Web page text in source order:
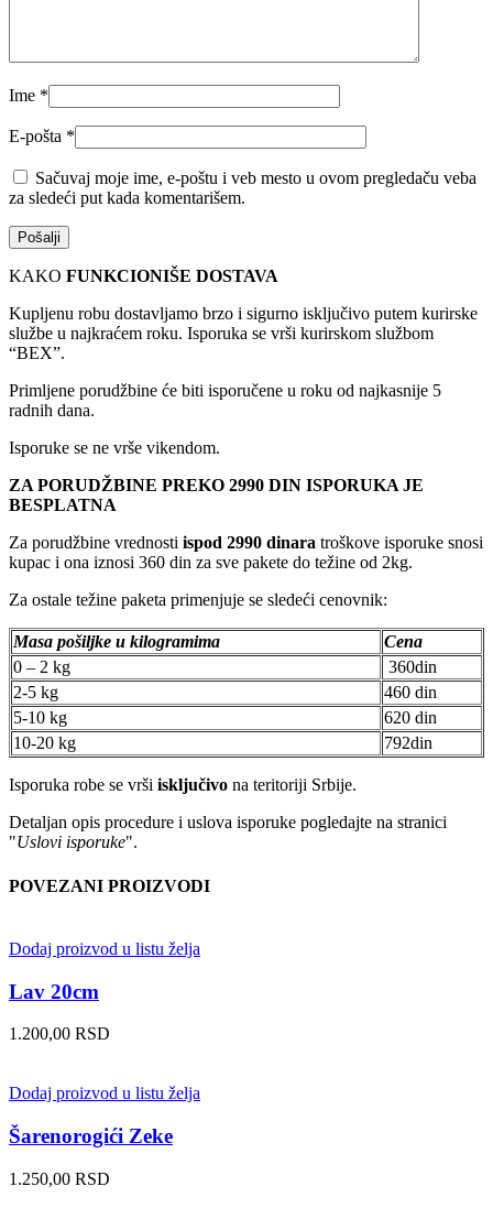
Ime *
E-pošta *
Sačuvaj moje ime, e-poštu i veb mesto u ovom pregledaču veba
za sledeći put kada komentarišem.
KAKO FUNKCIONIŠE DOSTAVA
Kupljenu robu dostavljamo brzo i sigurno isključivo putem kurirske
službe u najkraćem roku. Isporuka se vrši kurirskom službom
“BEX”.
Primljene porudžbine će biti isporučene u roku od najkasnije 5
radnih dana.
Isporuke se ne vrše vikendom.
ZA PORUDŽBINE PREKO 2990 DIN ISPORUKA JE
BESPLATNA
Za porudžbine vrednosti ispod 2990 dinara troškove isporuke snosi
kupac i ona iznosi 360 din za sve pakete do težine od 2kg.
Za ostale težine paketa primenjuje se sledeći cenovnik:
Masa pošiljke u kilogramima
Cena
0 – 2 kg
360din
2-5 kg
460 din
5-10 kg
620 din
10-20 kg
792din
Isporuka robe se vrši isključivo na teritoriji Srbije.
Detaljan opis procedure i uslova isporuke pogledajte na stranici
"Uslovi isporuke".
POVEZANI PROIZVODI
Dodaj proizvod u listu želja
Lav 20cm
1.200,00 RSD
Dodaj proizvod u listu želja
Šarenorogići Zeke
1.250,00 RSD